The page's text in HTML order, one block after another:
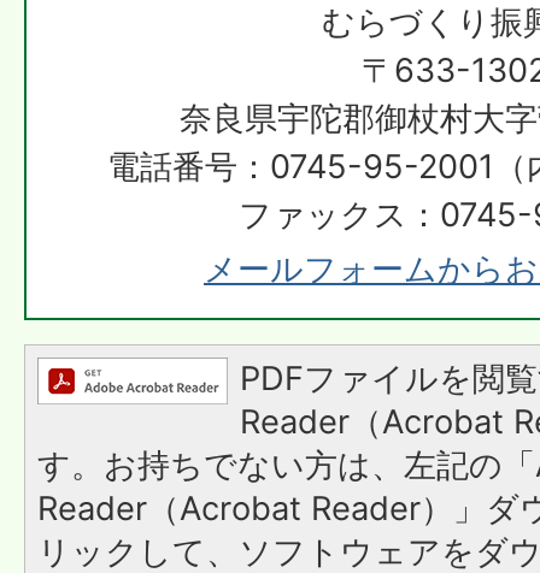
むらづくり振
〒633-
奈良県宇陀郡御杖村大
電話番号：0745-95-2001（
ファックス：
メールフォームから
PDFファイルを閲
Reader（Acrobat
す。お持ちでない方は、左記の
Reader（Acrobat Reader）」ダ
リックして、ソフトウェアをダ